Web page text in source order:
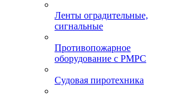
Ленты оградительные,
сигнальные
Противопожарное
оборудование с РМРС
Судовая пиротехника